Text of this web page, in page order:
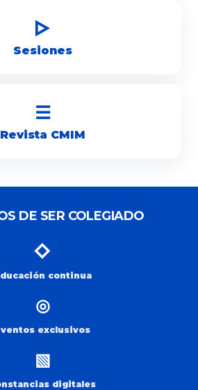
▷
Sesiones
☰
Revista CMIM
DE SER COLEGIADO
◇
continua
◎
exclusivos
▧
digitales